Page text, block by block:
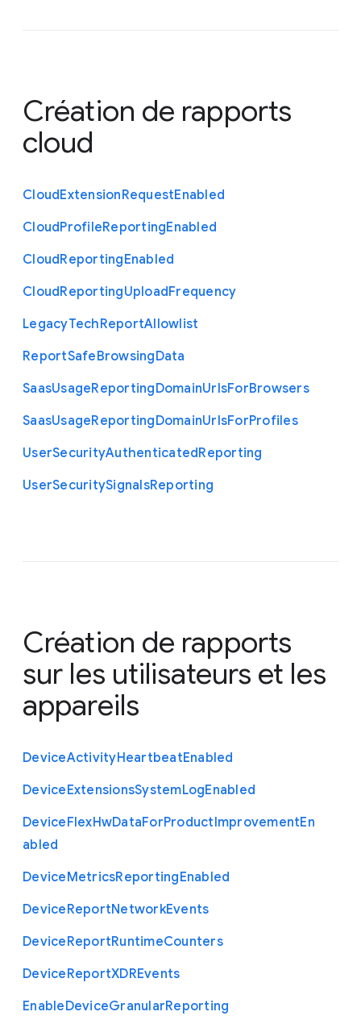
Création de rapports
cloud
CloudExtensionRequestEnabled
CloudProfileReportingEnabled
CloudReportingEnabled
CloudReportingUploadFrequency
LegacyTechReportAllowlist
ReportSafeBrowsingData
SaasUsageReportingDomainUrlsForBrowsers
SaasUsageReportingDomainUrlsForProfiles
UserSecurityAuthenticatedReporting
UserSecuritySignalsReporting
Création de rapports
sur les utilisateurs et les
appareils
DeviceActivityHeartbeatEnabled
DeviceExtensionsSystemLogEnabled
DeviceFlexHwDataForProductImprovementEn
abled
DeviceMetricsReportingEnabled
DeviceReportNetworkEvents
DeviceReportRuntimeCounters
DeviceReportXDREvents
EnableDeviceGranularReporting